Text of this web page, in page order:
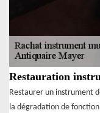
Restauration
Restaurer un instrument
la dégradation de